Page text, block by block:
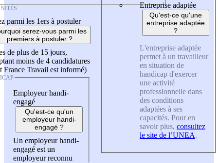
parmi les 1ers à postuler
serez-vous parmi les
premiers à postuler ?
de plus de 15 jours,
moins de 4 candidatures
France Travail est informé)
Employeur handi-
engagé
Qu'est-ce qu'un
employeur handi-
engagé ?
Un employeur handi-
engagé est un
employeur reconnu
Entreprise adaptée
Qu'est-ce qu'une
entreprise adaptée
?
L'entreprise adaptée
permet à un travailleur
en situation de
handicap d'exercer
une activité
professionnelle dans
des conditions
adaptées à ses
capacités. Pour en
savoir plus, consultez
le site de l’UNEA.